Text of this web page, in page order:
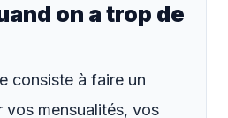
on a trop de
consiste à faire un
vos mensualités, vos